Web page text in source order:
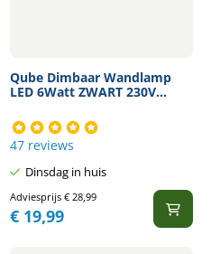
Qube Dimbaar Wandlamp
LED 6Watt ZWART 230V...
47 reviews
Dinsdag in huis
Adviesprijs €28,99
€19,99